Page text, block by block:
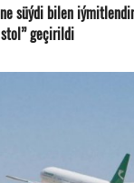
süýdi bilen
geçirildi